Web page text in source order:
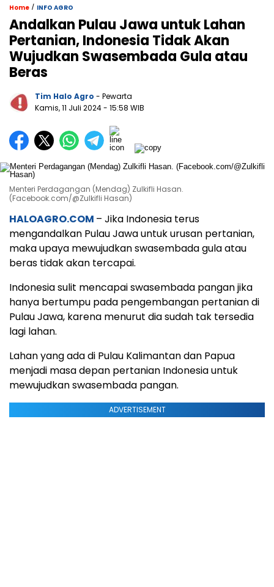
Home / INFO AGRO
Andalkan Pulau Jawa untuk Lahan
Pertanian, Indonesia Tidak Akan
Wujudkan Swasembada Gula atau
Beras
Tim Halo Agro - Pewarta
Kamis, 11 Juli 2024- 15:58 WIB
Menteri Perdagangan (Mendag) Zulkifli Hasan.
(Facebook.com/@Zulkifli Hasan)
HALOAGRO.COM – Jika Indonesia terus
mengandalkan Pulau Jawa untuk urusan pertanian,
maka upaya mewujudkan swasembada gula atau
beras tidak akan tercapai.
Indonesia sulit mencapai swasembada pangan jika
hanya bertumpu pada pengembangan pertanian di
Pulau Jawa, karena menurut dia sudah tak tersedia
lagi lahan.
Lahan yang ada di Pulau Kalimantan dan Papua
menjadi masa depan pertanian Indonesia untuk
mewujudkan swasembada pangan.
ADVERTISEMENT